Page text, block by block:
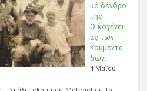
κό δένδρο
της
Οικογένει
ας των
Κουμεντά
δων.
4 Μαΐου